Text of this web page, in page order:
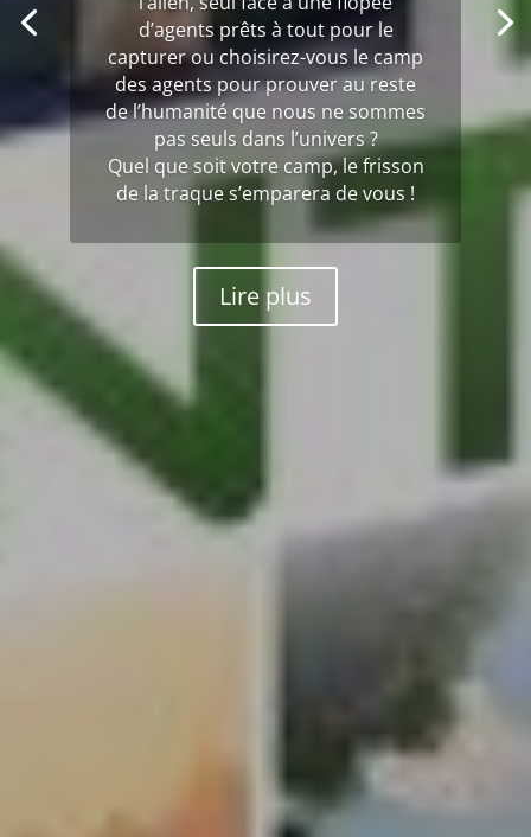
parHélène « Harrie » G
17 juillet
2026| News
| 0 Commentaires
Le mercredi 24 juin 2026, Gigamic
fêtait ses 35 ans avec le public, à
l’Embarcadère de Boulogne sur
Mer. J’ai eu la chance d’assister à
l’événement.
Lire plus